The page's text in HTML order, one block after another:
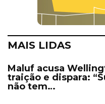
MAIS LIDAS
Maluf acusa
traição e dispara:
não tem…